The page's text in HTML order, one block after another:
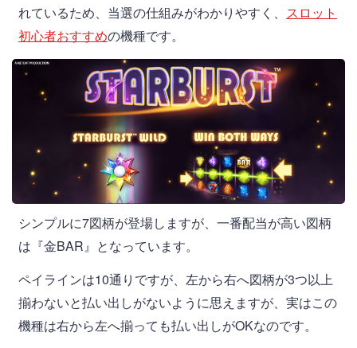
れているため、当選の仕組みがわかりやすく、 スロット
初心者おすすめの機種です。
シンプルに7図柄が登場しますが、一番配当が高い図柄
は『金BAR』となっています。
ペイラインは10通りですが、左から右へ図柄が3つ以上
揃わないと払い出しがないように思えますが、実はこの
機種は右から左へ揃っても払い出しがOKなのです。